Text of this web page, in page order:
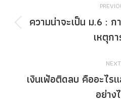
navigation
ความน่าจะเป็น ม.6 : ก
เหตุก
NEXT
เงินเฟ้อติดลบ คืออะไร
อย่าง